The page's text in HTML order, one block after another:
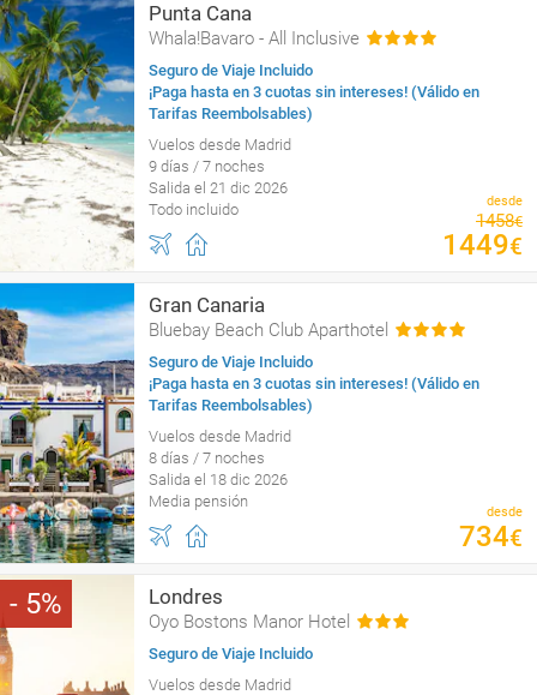
Punta Cana
Whala!Bavaro - All Inclusive
Seguro de Viaje Incluido
¡Paga hasta en 3 cuotas sin intereses! (Válido en
Tarifas Reembolsables)
Vuelos desde Madrid
9 días / 7 noches
Salida el 21 dic 2026
Todo incluido
desde
1458€
1449€
Gran Canaria
Bluebay Beach Club Aparthotel
Seguro de Viaje Incluido
¡Paga hasta en 3 cuotas sin intereses! (Válido en
Tarifas Reembolsables)
Vuelos desde Madrid
8 días / 7 noches
Salida el 18 dic 2026
Media pensión
desde
734€
5 Londres
Oyo Bostons Manor Hotel
Seguro de Viaje Incluido
Vuelos desde Madrid